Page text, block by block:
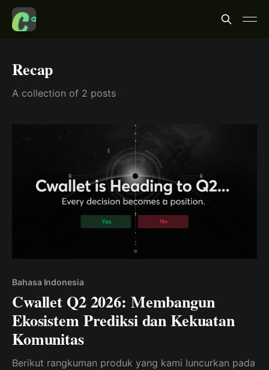
Recap
A collection of 2 posts
Bahasa Indonesia
Cwallet Q2 2026: Membangun
Ekosistem Prediksi dan Kekuatan
Komunitas
Berikut rangkuman produk yang kami luncurkan pada